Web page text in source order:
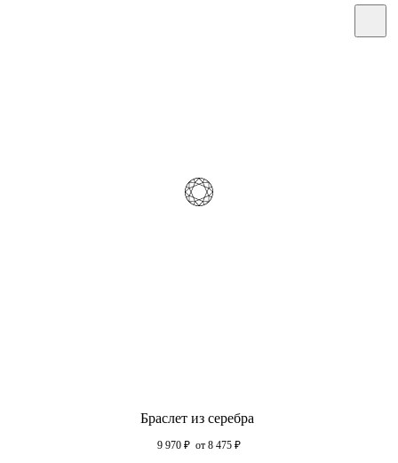
Браслет из серебра
9 970 ₽ от 8 475 ₽